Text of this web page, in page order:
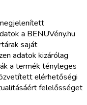
a BENUVény.hu
saját
adatok kizárólag
a termék tényleges
elérhetőségi
felelősséget